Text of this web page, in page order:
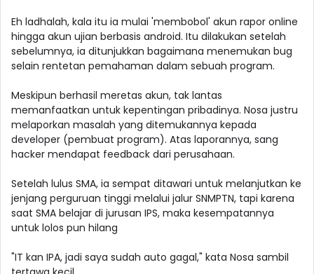
Eh ladhalah, kala itu ia mulai 'membobol' akun rapor online
hingga akun ujian berbasis android. Itu dilakukan setelah
sebelumnya, ia ditunjukkan bagaimana menemukan bug
selain rentetan pemahaman dalam sebuah program.
Meskipun berhasil meretas akun, tak lantas
memanfaatkan untuk kepentingan pribadinya. Nosa justru
melaporkan masalah yang ditemukannya kepada
developer (pembuat program). Atas laporannya, sang
hacker mendapat feedback dari perusahaan.
Setelah lulus SMA, ia sempat ditawari untuk melanjutkan ke
jenjang perguruan tinggi melalui jalur SNMPTN, tapi karena
saat SMA belajar di jurusan IPS, maka kesempatannya
untuk lolos pun hilang
"IT kan IPA, jadi saya sudah auto gagal," kata Nosa sambil